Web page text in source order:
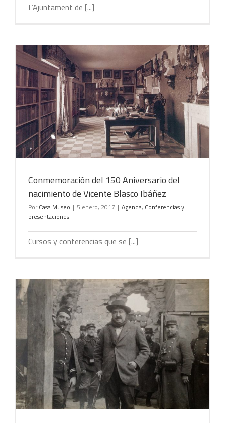
L’Ajuntament de [...]
Conmemoración del 150 Aniversario del
nacimiento de Vicente Blasco Ibáñez
Por Casa Museo | 5 enero, 2017 | Agenda, Conferencias y
presentaciones
Cursos y conferencias que se [...]